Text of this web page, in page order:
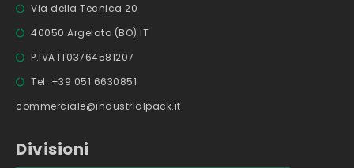
Via della Tecnica 20
40050 Argelato (BO) IT
P.IVA IT03764581207
Tel. +39 051 6630851
commerciale@industrialpack.it
Divisioni